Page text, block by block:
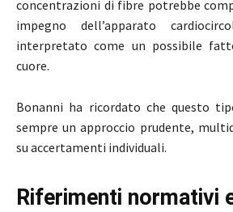
concentrazioni di fibre potrebbe
impegno dell’apparato
interpretato come un possibile
cuore.
Bonanni ha ricordato che questo
sempre un approccio prudente,
su accertamenti individuali.
Riferimenti normativi